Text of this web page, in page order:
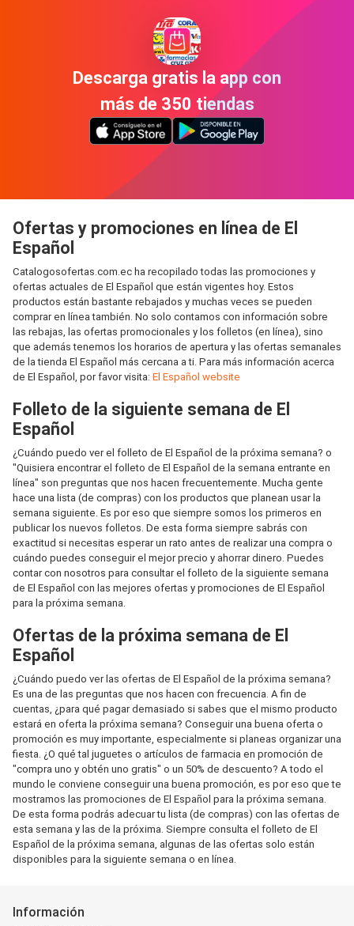
Descarga gratis la app con
más de 350 tiendas
Ofertas y promociones en línea de El
Español
Catalogosofertas.com.ec ha recopilado todas las promociones y
ofertas actuales de El Español que están vigentes hoy. Estos
productos están bastante rebajados y muchas veces se pueden
comprar en línea también. No solo contamos con información sobre
las rebajas, las ofertas promocionales y los folletos (en línea), sino
que además tenemos los horarios de apertura y las ofertas semanales
de la tienda El Español más cercana a ti. Para más información acerca
de El Español, por favor visita: El Español website
Folleto de la siguiente semana de El
Español
¿Cuándo puedo ver el folleto de El Español de la próxima semana? o
"Quisiera encontrar el folleto de El Español de la semana entrante en
línea" son preguntas que nos hacen frecuentemente. Mucha gente
hace una lista (de compras) con los productos que planean usar la
semana siguiente. Es por eso que siempre somos los primeros en
publicar los nuevos folletos. De esta forma siempre sabrás con
exactitud si necesitas esperar un rato antes de realizar una compra o
cuándo puedes conseguir el mejor precio y ahorrar dinero. Puedes
contar con nosotros para consultar el folleto de la siguiente semana
de El Español con las mejores ofertas y promociones de El Español
para la próxima semana.
Ofertas de la próxima semana de El
Español
¿Cuándo puedo ver las ofertas de El Español de la próxima semana?
Es una de las preguntas que nos hacen con frecuencia. A fin de
cuentas, ¿para qué pagar demasiado si sabes que el mismo producto
estará en oferta la próxima semana? Conseguir una buena oferta o
promoción es muy importante, especialmente si planeas organizar una
fiesta. ¿O qué tal juguetes o artículos de farmacia en promoción de
"compra uno y obtén uno gratis" o un 50% de descuento? A todo el
mundo le conviene conseguir una buena promoción, es por eso que te
mostramos las promociones de El Español para la próxima semana.
De esta forma podrás adecuar tu lista (de compras) con las ofertas de
esta semana y las de la próxima. Siempre consulta el folleto de El
Español de la próxima semana, algunas de las ofertas solo están
disponibles para la siguiente semana o en línea.
Información